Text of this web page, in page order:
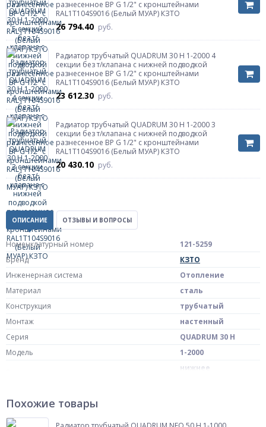
разнесенное ВР G 1/2" с кронштейнами
RAL1T104S9016 (Белый МУАР) КЗТО
26 794.40 руб.
Радиатор трубчатый QUADRUM 30 H 1-2000 4
секции без т/клапана с нижней подводкой
разнесенное ВР G 1/2" с кронштейнами
RAL1T104S9016 (Белый МУАР) КЗТО
23 612.30 руб.
Радиатор трубчатый QUADRUM 30 H 1-2000 3
секции без т/клапана с нижней подводкой
разнесенное ВР G 1/2" с кронштейнами
RAL1T104S9016 (Белый МУАР) КЗТО
20 430.10 руб.
ОПИСАНИЕ ОТЗЫВЫ И ВОПРОСЫ
Номенклатурный номер
121-5259
Бренд
КЗТО
Инженерная система
Отопление
Материал
сталь
Конструкция
трубчатый
Монтаж
настенный
Серия
QUADRUM 30 H
Модель
1-2000
нижнее
Подключение к системе отопления
Похожие товары